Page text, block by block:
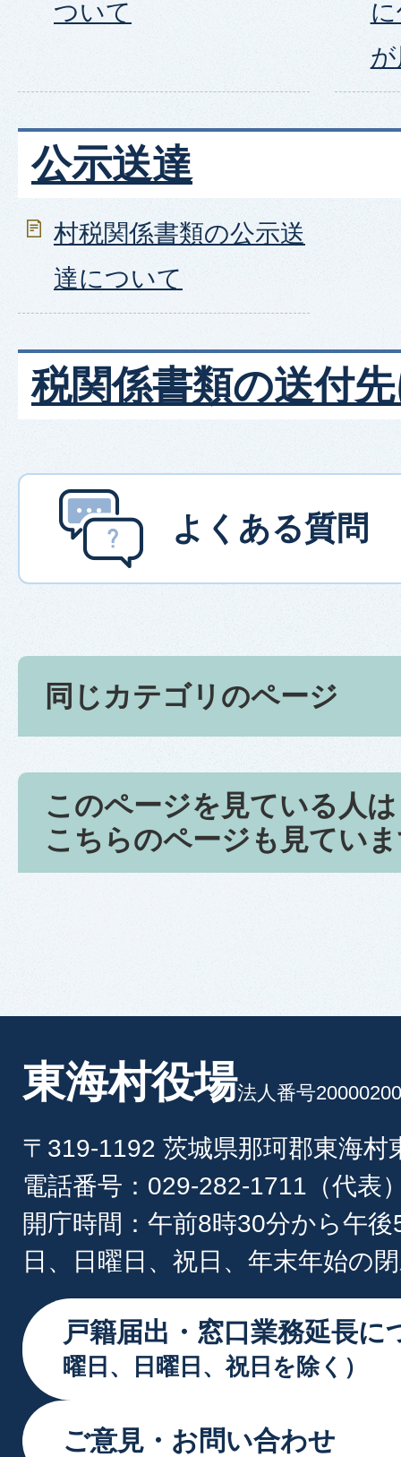
ついて
公示送達
村税関係書類の公示送
達について
税関係書類の送付
よくある質問
同じカテゴリのページ
このページを見ている人は
こちらのページも見てい
東海村役場法人番号
〒319-1192 茨城県那珂郡東海村
電話番号：029-282-1711（代表
開庁時間：午前8時30分から午
日、日曜日、祝日、年末年始の
戸籍届出・窓口業務延長に
曜日、日曜日、祝日を除く）
ご意見・お問い合わせ